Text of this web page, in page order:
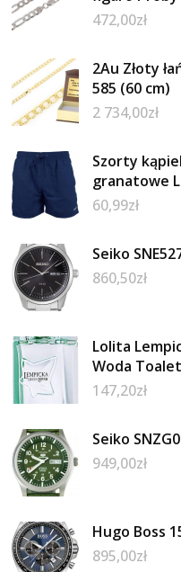
472,00zł
2Au Złoty
585 (60 cm)
2 734,00zł
Szorty
granatowe L
60,99zł
Seiko
860,50zł
Lolita
Woda
147,20zł
Seiko
949,00zł
Hugo Boss
895,00zł